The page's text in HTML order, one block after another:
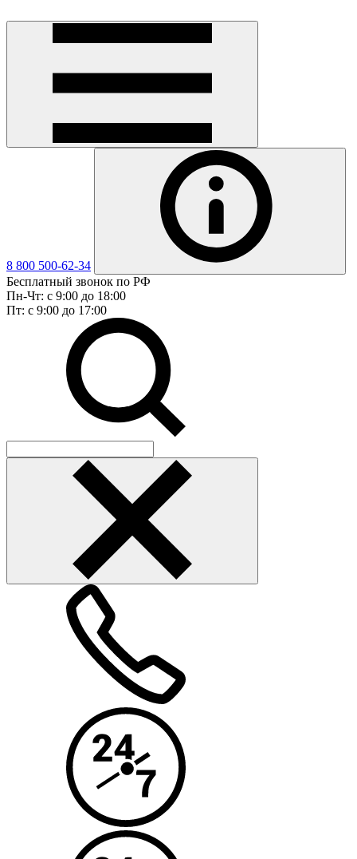
8 800 500-62-34
Бесплатный звонок по РФ
Пн-Чт: с 9:00 до 18:00
Пт: с 9:00 до 17:00